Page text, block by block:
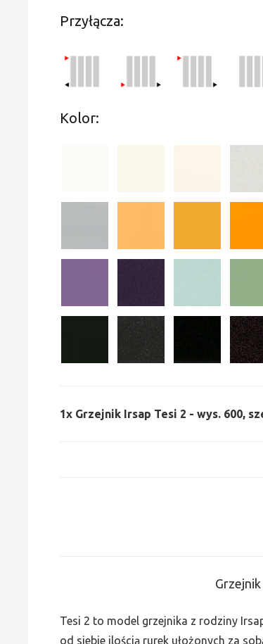
Przyłącza:
Kolor:
1x Grzejnik Irsap Tesi 2 - wys. 600,
Grzejnik
Tesi 2 to model grzejnika z rodziny
od siebie ilością rurek ułożonych za